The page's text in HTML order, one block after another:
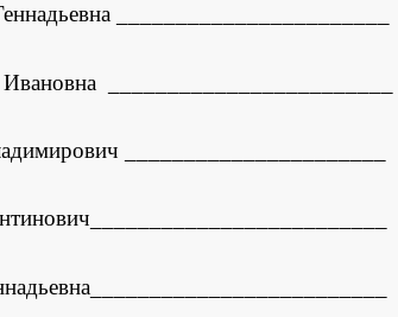
_______________________
________________________
______________________